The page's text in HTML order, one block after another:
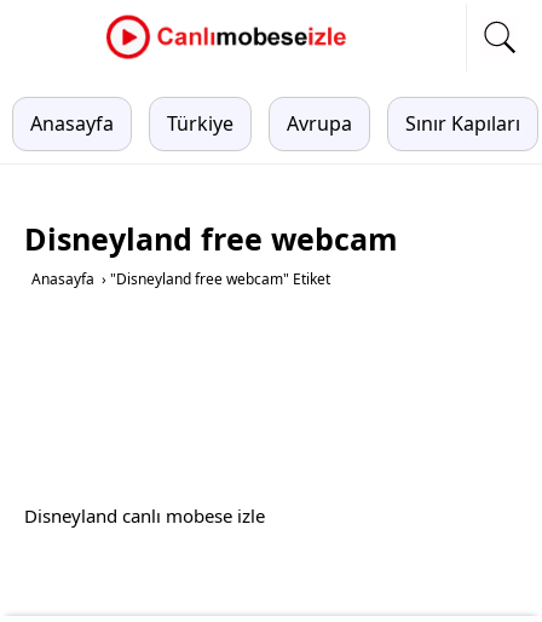
Anasayfa Türkiye Avrupa Sınır Kapıları
Disneyland free webcam
Anasayfa › "Disneyland free webcam" Etiket
Disneyland canlı mobese izle